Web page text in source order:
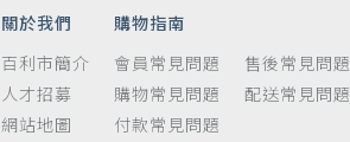
關於我們
百利市簡介
人才招募
網站地圖
購物指南
會員常見問題
購物常見問題
付款常見問題
售後常見問題
配送常見問題